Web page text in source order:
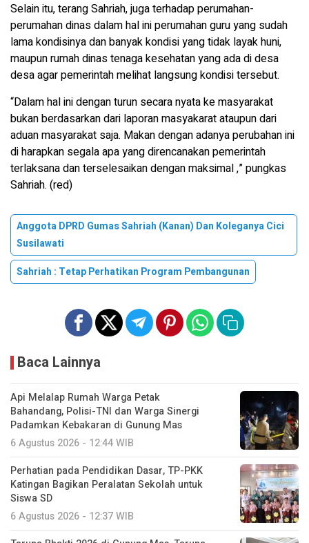
Selain itu, terang Sahriah, juga terhadap perumahan-
perumahan dinas dalam hal ini perumahan guru yang sudah
lama kondisinya dan banyak kondisi yang tidak layak huni,
maupun rumah dinas tenaga kesehatan yang ada di desa
desa agar pemerintah melihat langsung kondisi tersebut.
“Dalam hal ini dengan turun secara nyata ke masyarakat
bukan berdasarkan dari laporan masyakarat ataupun dari
aduan masyarakat saja. Makan dengan adanya perubahan ini
di harapkan segala apa yang direncanakan pemerintah
terlaksana dan terselesaikan dengan maksimal ,” pungkas
Sahriah. (red)
Anggota DPRD Gumas Sahriah (kanan) Dan Koleganya Cici
Susilawati
Sahriah : Tetap Perhatikan Program Pembangunan
Baca Lainnya
Api Melalap Rumah Warga Petak
Bahandang, Polisi-TNI dan Warga Sinergi
Padamkan Kebakaran di Gunung Mas
6 Agustus 2026 - 12:44 WIB
Perhatian pada Pendidikan Dasar, TP-PKK
Katingan Bagikan Peralatan Sekolah untuk
Siswa SD
6 Agustus 2026 - 12:37 WIB